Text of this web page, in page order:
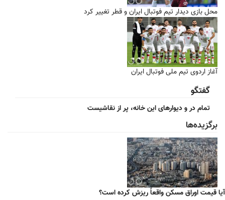
محل بازی دیدار تیم فوتبال ایران و قطر تغییر کرد
آغاز اردوی تیم ملی فوتبال ایران
گفتگو
تمام در و دیوارهای این خانه، پر از نقاشیست
برگزیده‌ها
آیا قیمت اوراق مسکن واقعاً ریزش کرده است؟